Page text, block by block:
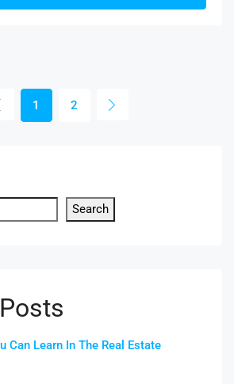
1 2
Search
Can Learn In The Real Estate